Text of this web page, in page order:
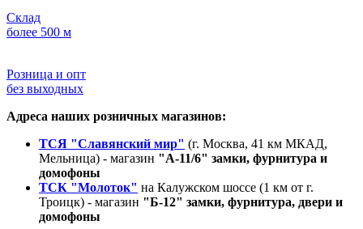
Склад
более 500 м
Розница и опт
без выходных
Адреса наших розничных магазинов:
ТСЯ "Славянский мир" (г. Москва, 41 км МКАД,
Мельница) - магазин "А-11/6" замки, фурнитура и
домофоны
ТСК "Молоток" на Калужском шоссе (1 км от г.
Троицк) - магазин "Б-12" замки, фурнитура, двери и
домофоны